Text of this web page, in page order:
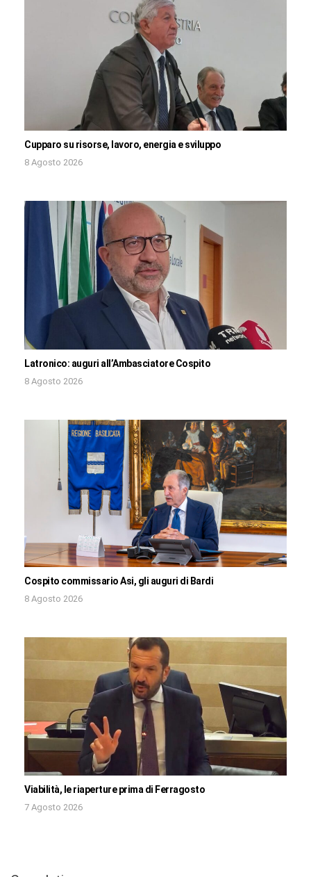
Cupparo su risorse, lavoro, energia e sviluppo
8 Agosto 2026
Latronico: auguri all’Ambasciatore Cospito
8 Agosto 2026
Cospito commissario Asi, gli auguri di Bardi
8 Agosto 2026
Viabilità, le riaperture prima di Ferragosto
7 Agosto 2026